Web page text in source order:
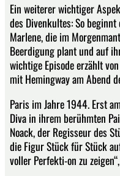
Ein weiterer wichtiger
des Divenkultes: So
Marlene, die im
Beerdigung plant und auf
wichtige Episode erzählt
mit Hemingway am Abend
Paris im Jahre 1944. Erst
Diva in ihrem berühmten
Noack, der Regisseur des
die Figur Stück für Stück
voller Perfekti-on zu